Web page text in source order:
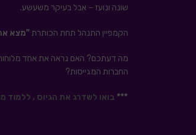
שונה ונועז – אבל בעיקר משעשע.
הקמפיין התנהל תחת הכותרת"מצא
מה דעתכם? האם נראה את אחד
החברות המגייסות?
*** בואו לשדרג את הגיוס , ללמוד